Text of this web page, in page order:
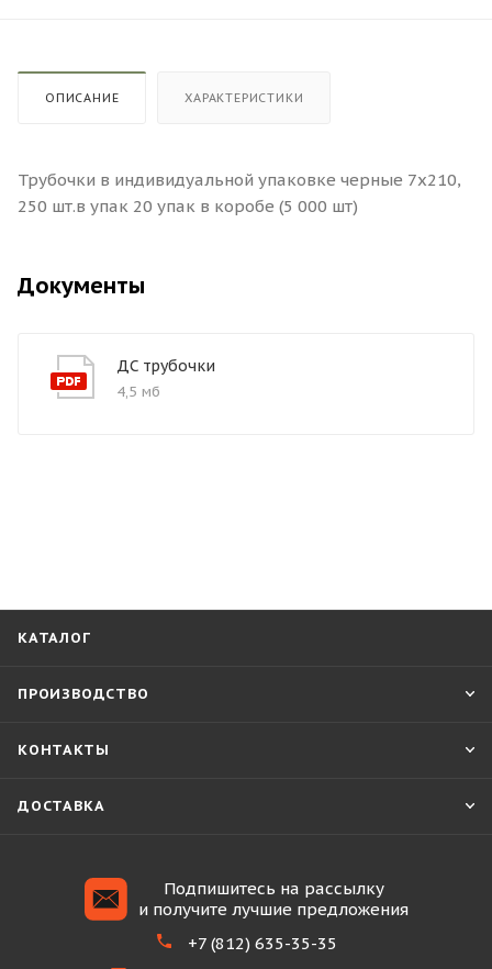
ОПИСАНИЕ ХАРАКТЕРИСТИКИ
Трубочки в индивидуальной упаковке черные 7х210,
250 шт.в упак 20 упак в коробе (5 000 шт)
Документы
ДС трубочки
4,5 мб
КАТАЛОГ
ПРОИЗВОДСТВО
КОНТАКТЫ
ДОСТАВКА
Подпишитесь на рассылку
и получите лучшие предложения
+7 (812) 635-35-35